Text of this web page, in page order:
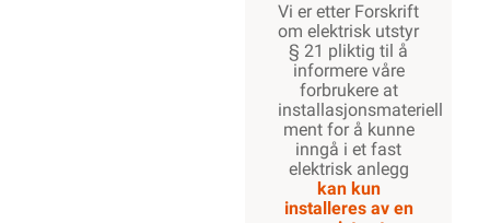
1700W
2100W
2600W
Vi er etter Forskrift
om elektrisk utstyr
§ 21 pliktig til å
informere våre
forbrukere at
installasjonsmateriell
ment for å kunne
inngå i et fast
elektrisk anlegg
kan kun
installeres av en